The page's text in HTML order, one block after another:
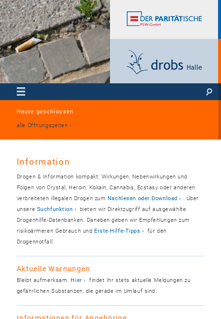
Heute geschlossen
alle Öffnungszeiten
Information
Drogen & Information kompakt: Wirkungen, Nebenwirkungen und
Folgen von Crystal, Heroin, Kokain, Cannabis, Ecstasy oder anderen
verbreiteten illegalen Drogen zum Nachlesen oder Download
. Über
unsere Suchfunktion
bieten wir Direktzugriff auf ausgewählte
Drogenhilfe-Datenbanken. Daneben geben wir Empfehlungen zum
risikoärmeren Gebrauch und Erste-Hilfe-Tipps
für den
Drogennotfall.
Aktuelle Warnungen
Bleibt aufmerksam. Hier
findet Ihr stets aktuelle Meldungen zu
gefährlichen Substanzen, die gerade im Umlauf sind.